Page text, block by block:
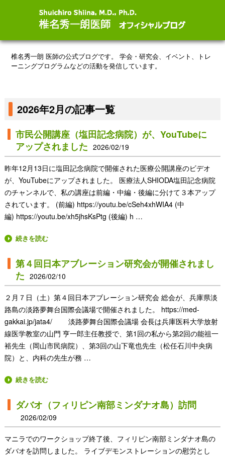
椎名秀一朗 医師の公式ブログです。
学会・研究会、イベント、トレ
ーニングプログラムなどの活動を発信しています。
2026年2月の記事一覧
市民公開講座（塩田記念病院）が、YouTubeに
アップされました 2026/02/19
昨年12月13日に塩田記念病院で開催された医療公開講座のビデオ
が、YouTubeにアップされました。 医療法人SHIODA塩田記念病院
のチャンネルで、私の講座は前編・中編・後編に分けて３本アップ
されています。 (前編) https://youtu.be/cSeh4xhWIA4 (中
編) https://youtu.be/xh5jhsKsPtg (後編) h …
続きを読む
第４回日本アブレーション研究会が開催されまし
た 2026/02/10
２月７日（土）第４回日本アブレーション研究会 総会が、兵庫県淡
路島の淡路夢舞台国際会議場で開催されました。 https://med-
gakkai.jp/jata4/ 淡路夢舞台国際会議場 会長は兵庫医科大学放射
線医学教室の山門 亨一郎主任教授で、第1回の私から第2回の能祖一
裕先生（岡山市民病院）、第3回の山下竜也先生（松任石川中央病
院）と、内科の先生が務 …
続きを読む
ダバオ（フィリピン南部ミンダナオ島）訪問
2026/02/09
マニラでのワークショップ終了後、フィリピン南部ミンダナオ島の
ダバオを訪問しました。 ライブデモンストレーションの慰労とし